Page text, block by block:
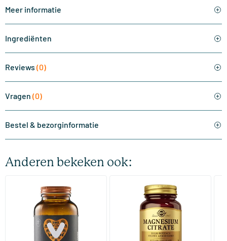
Meer informatie
Ingrediënten
Reviews (0)
Vragen (0)
Bestel & bezorginformatie
Anderen bekeken ook:
(510)
Super Magnesium
60/​120 tabletten
Vitaminstore
(287)
Magnesium Citrate
(Magnesium Citraat)
60/​120 tabletten
Solgar Vitamins